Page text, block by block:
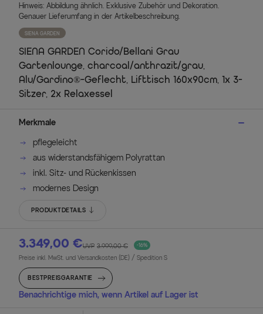
Hinweis: Abbildung ähnlich. Exklusive Zubehör und Dekoration.
Genauer Lieferumfang in der Artikelbeschreibung.
SIENA GARDEN
SIENA GARDEN Corido/Bellani Grau
Gartenlounge, charcoal/anthrazit/grau,
Alu/Gardino®-Geflecht, Lifttisch 160x90cm, 1x 3-
Sitzer, 2x Relaxessel
Merkmale
pflegeleicht
aus widerstandsfähigem Polyrattan
inkl. Sitz- und Rückenkissen
modernes Design
PRODUKTDETAILS
3.349,00 € -16%
UVP 3.999,00 €
Preise inkl. MwSt. und Versandkosten (DE) / Spedition S
BESTPREISGARANTIE
Benachrichtige mich, wenn Artikel auf Lager ist